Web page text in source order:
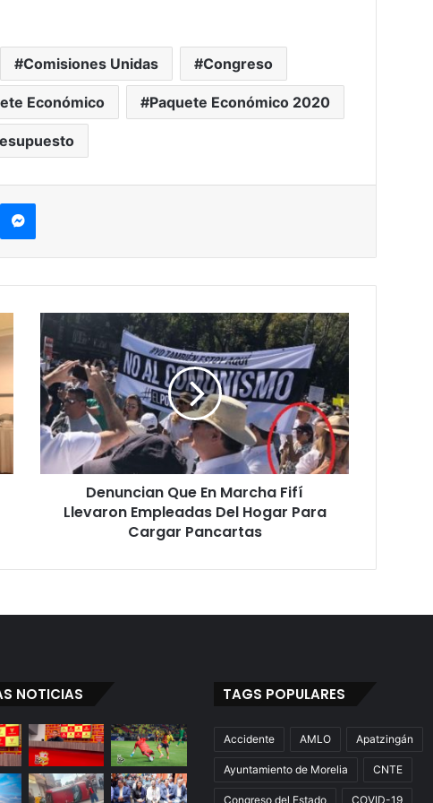
Comisiones Unidas Congreso
Económico Paquete Económico 2020
D
e
n
u
c
i
a
n
n
F
f
í
L
l
Denuncian Que En Marcha Fifí
Llevaron Empleadas Del Hogar Para
Cargar Pancartas
NOTICIAS TAGS POPULARES
Accidente AMLO Apatzingán
Ayuntamiento de Morelia CNTE
Congreso del Estado COVID-19